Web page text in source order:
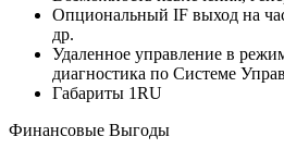
Опциональный IF выход на
др.
Удаленное управление в
диагностика по Системе
Габариты 1RU
Финансовые Выгоды